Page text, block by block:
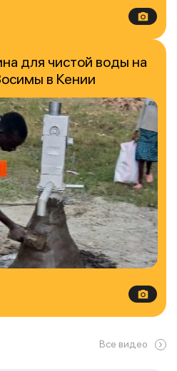
для чистой воды на
в Кении
Все видео